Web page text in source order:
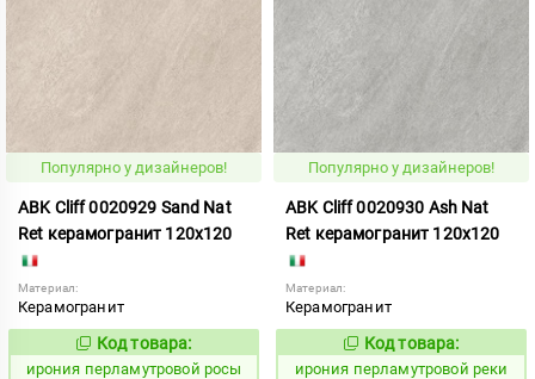
Популярно у дизайнеров!
ABK Cliff 0020929 Sand Nat
Ret керамогранит 120x120
Материал:
Керамогранит
1102707
Код товара:
ирония перламутровой росы
Популярно у дизайнеров!
ABK Cliff 0020930 Ash Nat
Ret керамогранит 120x120
Материал:
Керамогранит
1102704
Код товара:
ирония перламутровой реки